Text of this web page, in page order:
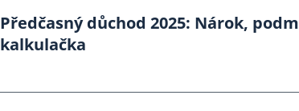
Předčasný důchod 2025: Nárok,
kalkulačka